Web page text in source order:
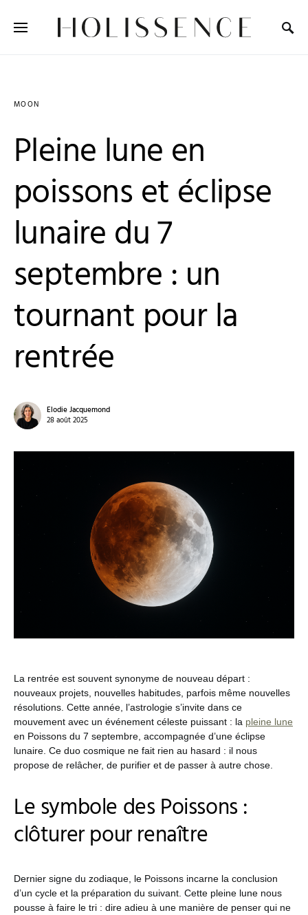
MOON
Pleine lune en
poissons et éclipse
lunaire du 7
septembre : un
tournant pour la
rentrée
Elodie Jacquemond
28 août 2025
La rentrée est souvent synonyme de nouveau départ :
nouveaux projets, nouvelles habitudes, parfois même nouvelles
résolutions. Cette année, l’astrologie s’invite dans ce
mouvement avec un événement céleste puissant : la pleine lune
en Poissons du 7 septembre, accompagnée d’une éclipse
lunaire. Ce duo cosmique ne fait rien au hasard : il nous
propose de relâcher, de purifier et de passer à autre chose.
Le symbole des Poissons :
clôturer pour renaître
Dernier signe du zodiaque, le Poissons incarne la conclusion
d’un cycle et la préparation du suivant. Cette pleine lune nous
pousse à faire le tri : dire adieu à une manière de penser qui ne